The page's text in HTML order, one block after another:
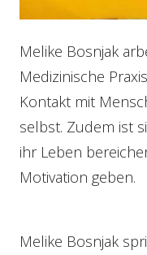
Melike Bosnjak
Medizinische
Kontakt mit
selbst. Zudem ist
ihr Leben
Motivation geben.
Melike Bosnjak